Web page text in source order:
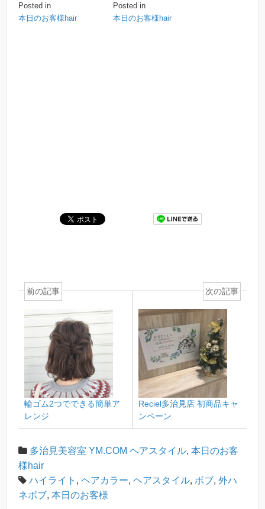
Posted in
本日のお客様hair
Posted in
本日のお客様hair
前の記事
輪ゴム2つでできる簡単ア
レンジ
次の記事
Reciel多治見店 初商品キャ
ンペーン
多治見美容室 YM.COM ヘアスタイル, 本日のお客
様hair
ハイライト , ヘアカラー, ヘアスタイル, ボブ, 外ハ
ネボブ, 本日のお客様